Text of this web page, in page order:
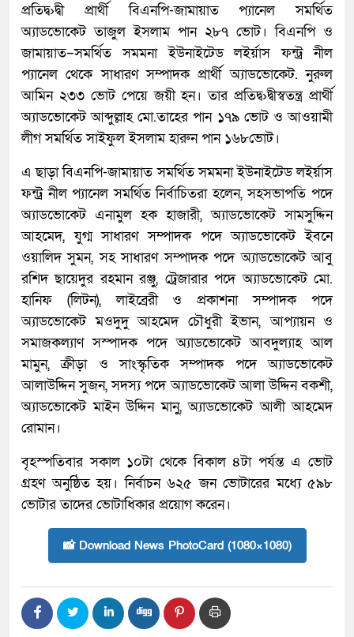
প্রতিদ্ব›দ্বী প্রার্থী বিএনপি-জামায়াত প্যানেল সমর্থিত
অ্যাডভোকেট তাজুল ইসলাম পান ২৮৭ ভোট। বিএনপি ও
জামায়াত–সমর্থিত সমমনা ইউনাইটেড লইর্য়াস ফন্ট্র নীল
প্যানেল থেকে সাধারণ সম্পাদক প্রার্থী অ্যাডভোকেট. নুরুল
আমিন ২৩৩ ভোট পেয়ে জয়ী হন। তার প্রতিদ্ব›দ্বীস্বতন্ত্র প্রার্থী
অ্যাডভোকেট আব্দুল্লাহ মো.তাহের পান ১৭৯ ভোট ও আওয়ামী
লীগ সমর্থিত সাইফুল ইসলাম হারুন পান ১৬৮ভোট।
এ ছাড়া বিএনপি-জামায়াত সমর্থিত সমমনা ইউনাইটেড লইর্য়াস
ফন্ট্র নীল প্যানেল সমর্থিত নির্বাচিতরা হলেন, সহসভাপতি পদে
অ্যাডভোকেট এনামুল হক হাজারী, অ্যাডভোকেট সামসুদ্দিন
আহমেদ, যুগ্ম সাধারণ সম্পাদক পদে অ্যাডভোকেট ইবনে
ওয়ালিদ সুমন, সহ সাধারণ সম্পাদক পদে অ্যাডভোকেট আবু
রশিদ ছায়েদুর রহমান রঞ্জু, ট্রেজারার পদে অ্যাডভোকেট মো.
হানিফ (লিটন), লাইব্রেরী ও প্রকাশনা সম্পাদক পদে
অ্যাডভোকেট মওদুদু আহমেদ চৌধুরী ইভান, আপ্যায়ন ও
সমাজকল্যাণ সস্পাদক পদে অ্যাডভোকেট আবদুল্যাহ আল
মামুন, ক্রীড়া ও সাংস্কৃতিক সম্পাদক পদে অ্যাডভোকেট
আলাউদ্দিন সুজন, সদস্য পদে অ্যাডভোকেট আলা উদ্দিন বকশী,
অ্যাডভোকেট মাইন উদ্দিন মানু, অ্যাডভোকেট আলী আহমেদ
রোমান।
বৃহস্পতিবার সকাল ১০টা থেকে বিকাল ৪টা পর্যন্ত এ ভোট
গ্রহণ অনুষ্ঠিত হয়। নির্বাচন ৬২৫ জন ভোটারের মধ্যে ৫৯৮
ভোটার তাদের ভোটাধিকার প্রয়োগ করেন।
📸 Download News PhotoCard (1080×1080)